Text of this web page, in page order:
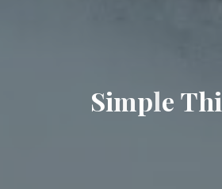
Simple Thi